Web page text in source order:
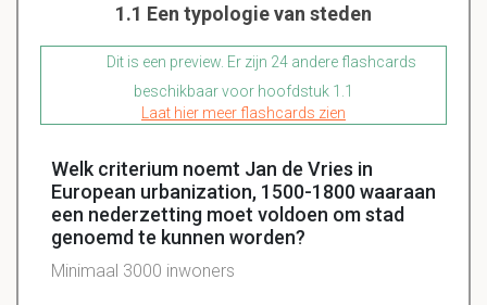
1.1 Een typologie van steden
Dit is een preview. Er zijn 24 andere flashcards
beschikbaar voor hoofdstuk 1.1
Laat hier meer flashcards zien
Welk criterium noemt Jan de Vries in
European urbanization, 1500-1800 waaraan
een nederzetting moet voldoen om stad
genoemd te kunnen worden?
Minimaal 3000 inwoners